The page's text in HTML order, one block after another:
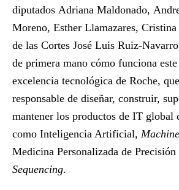
diputados Adriana Maldonado,
Moreno, Esther Llamazares, Cristina
de las Cortes José Luis Ruiz-Navarro
de primera mano cómo funciona
excelencia tecnológica de Roche,
responsable de diseñar, construir,
mantener los productos de IT global
como Inteligencia Artificial,
Medicina Personalizada de Precisión
Sequencing.